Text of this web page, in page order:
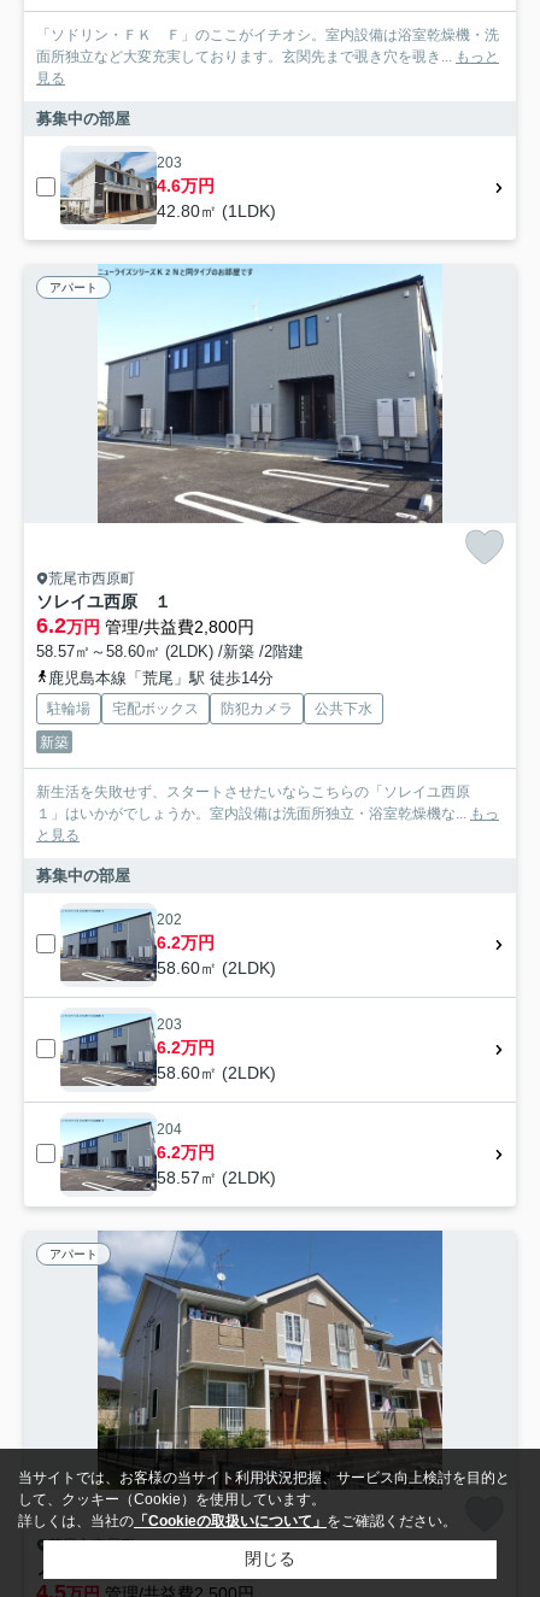
「ソドリン・ＦＫ Ｆ」のここがイチオシ。室内設備は浴室乾燥機・洗
面所独立など大変充実しております。玄関先まで覗き穴を覗き...
もっと
見る
募集中の部屋
203
4.6万円
42.80㎡ (1LDK)
アパート
荒尾市西原町
ソレイユ西原 １
6.2万円 管理/共益費2,800円
58.57㎡～58.60㎡ (2LDK) /新築 /2階建
鹿児島本線「荒尾」駅 徒歩14分
駐輪場 宅配ボックス 防犯カメラ
公共下水
新築
新生活を失敗せず、スタートさせたいならこちらの「ソレイユ西原
１」はいかがでしょうか。室内設備は洗面所独立・浴室乾燥機な...
もっ
と見る
募集中の部屋
202
6.2万円
58.60㎡ (2LDK)
203
6.2万円
58.60㎡ (2LDK)
204
6.2万円
58.57㎡ (2LDK)
アパート
荒尾市東屋形
ノバ・グランツＡ
4.5万円 管理/共益費2,500円
当サイトでは、お客様の当サイト利用状況把握、サービス向上検討を目的と
して、クッキー（Cookie）を使用しています。
詳しくは、当社の 「Cookieの取扱いについて」 をご確認ください。
閉じる